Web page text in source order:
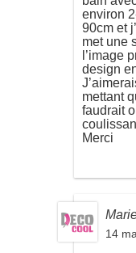
environ
90cm et
met une
l’image
design
mettant
faudrait
Merci
14